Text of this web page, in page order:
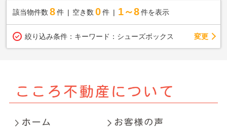
該当物件数 8件 空き数 0 件 1～8 件を表示
絞り込み条件： キーワード：シューズボックス 変更